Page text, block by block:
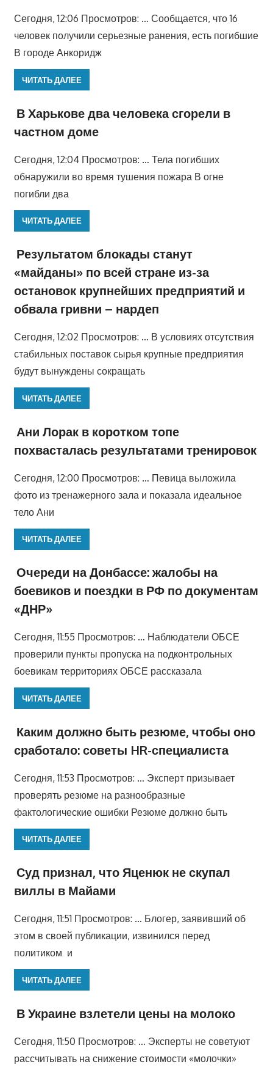
Сегодня, 12:06 Просмотров: … Сообщается, что 16
человек получили серьезные ранения, есть погибшие
В городе Анкоридж
ЧИТАТЬ ДАЛЕЕ
В Харькове два человека сгорели в
частном доме
Сегодня, 12:04 Просмотров: … Тела погибших
обнаружили во время тушения пожара В огне
погибли два
ЧИТАТЬ ДАЛЕЕ
Результатом блокады станут
«майданы» по всей стране из-за
остановок крупнейших предприятий и
обвала гривни – нардеп
Сегодня, 12:02 Просмотров: … В условиях отсутствия
стабильных поставок сырья крупные предприятия
будут вынуждены сокращать
ЧИТАТЬ ДАЛЕЕ
Ани Лорак в коротком топе
похвасталась результатами тренировок
Сегодня, 12:00 Просмотров: … Певица выложила
фото из тренажерного зала и показала идеальное
тело Ани
ЧИТАТЬ ДАЛЕЕ
Очереди на Донбассе: жалобы на
боевиков и поездки в РФ по документам
«ДНР»
Сегодня, 11:55 Просмотров: … Наблюдатели ОБСЕ
проверили пункты пропуска на подконтрольных
боевикам территориях ОБСЕ рассказала
ЧИТАТЬ ДАЛЕЕ
Каким должно быть резюме, чтобы оно
сработало: советы HR-специалиста
Сегодня, 11:53 Просмотров: … Эксперт призывает
проверять резюме на разнообразные
фактологические ошибки Резюме должно быть
ЧИТАТЬ ДАЛЕЕ
Суд признал, что Яценюк не скупал
виллы в Майами
Сегодня, 11:51 Просмотров: … Блогер, заявивший об
этом в своей публикации, извинился перед
политиком и
ЧИТАТЬ ДАЛЕЕ
В Украине взлетели цены на молоко
Сегодня, 11:50 Просмотров: … Эксперты не советуют
рассчитывать на снижение стоимости «молочки»